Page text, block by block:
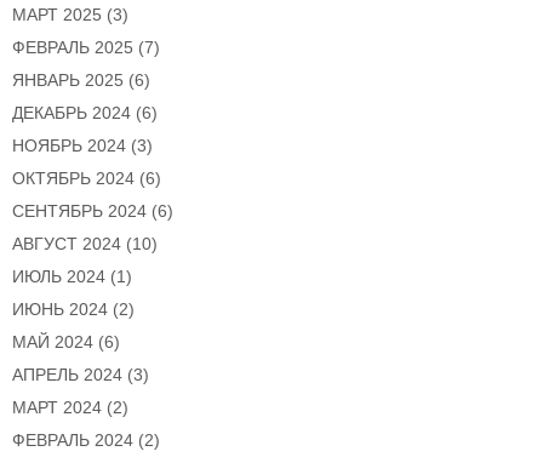
МАРТ 2025 (3)
ФЕВРАЛЬ 2025 (7)
ЯНВАРЬ 2025 (6)
ДЕКАБРЬ 2024 (6)
НОЯБРЬ 2024 (3)
ОКТЯБРЬ 2024 (6)
СЕНТЯБРЬ 2024 (6)
АВГУСТ 2024 (10)
ИЮЛЬ 2024 (1)
ИЮНЬ 2024 (2)
МАЙ 2024 (6)
АПРЕЛЬ 2024 (3)
МАРТ 2024 (2)
ФЕВРАЛЬ 2024 (2)